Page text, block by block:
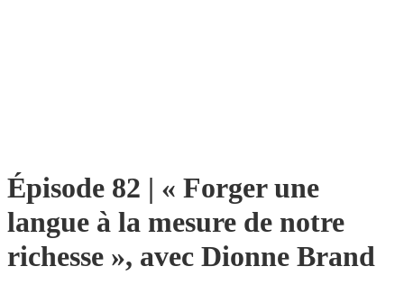
Épisode 82 | « Forger une
langue à la mesure de notre
richesse », avec Dionne Brand